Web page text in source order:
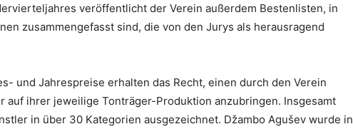
veröffentlicht der Verein außerdem Bestenlisten, in
zusammengefasst sind, die von den Jurys als herausragend
und Jahrespreise erhalten das Recht, einen durch den Verein
auf ihrer jeweilige Tonträger-Produktion anzubringen. Insgesamt
in über 30 Kategorien ausgezeichnet. Džambo Agušev wurde in